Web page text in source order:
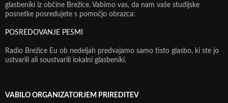
glasbeniki iz občine Brežice. Vabimo vas, da nam vaše studijske
posnetke posredujete s pomočjo obrazca:
POSREDOVANJE PESMI
Radio Brežice Eu ob nedeljah predvajamo samo tisto glasbo, ki ste jo
ustvarili ali soustvarili lokalni glasbeniki.
VABILO ORGANIZATORJEM PRIREDITEV